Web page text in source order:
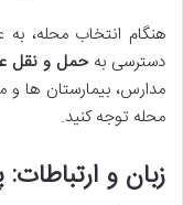
هنگام انتخاب محله،
دسترسی بهحمل و نقل
مدارس، بیمارستان ها و
محله توجه کنید.
زبان و